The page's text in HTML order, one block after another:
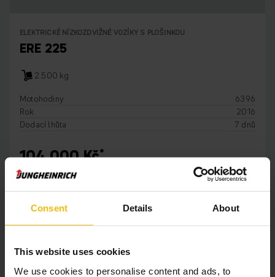
Consent Details About
This website uses cookies
We use cookies to personalise content and ads, to
ELEKTRICKÉ NÍZKOZDVIŽNÉ VOZÍKY S PLOŠINKOU
ERE 225
2.500 kg
Motohodiny
6396
Rok
2016
Dodací lhůta
7 dnů
104 000 Kč
PŘIDAT DO KOŠÍKU